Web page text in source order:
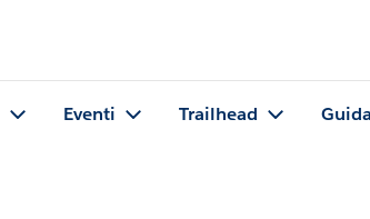
Eventi Trailhead Guida